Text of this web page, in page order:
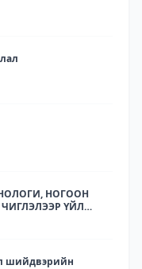
НОГООН
ҮЙЛ
ХХК-ЫН
шийдвэрийн